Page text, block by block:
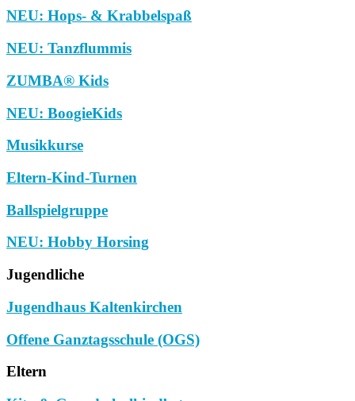
NEU: Hops- & Krabbelspaß
NEU: Tanzflummis
ZUMBA® Kids
NEU: BoogieKids
Musikkurse
Eltern-Kind-Turnen
Ballspielgruppe
NEU: Hobby Horsing
Jugendliche
Jugendhaus Kaltenkirchen
Offene Ganztagsschule (OGS)
Eltern